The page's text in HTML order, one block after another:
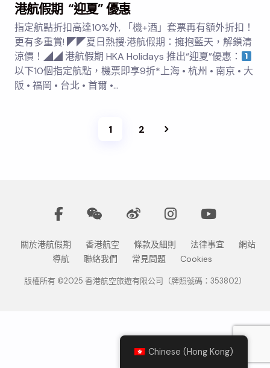
港航假期 “迎夏” 優惠
指定航點折扣高達10%外, 「機+酒」套票再有額外折扣！
更有多重賞! ◤◤夏日熱搜·港航假期：擁抱藍天，解鎖清
涼價！◢◢ 港航假期 HKA Holidays 推出“迎夏”優惠：
以下10個指定航點，機票即享9折*上海 • 杭州 • 南京 • 大
阪 • 福岡 • 台北 • 首爾 •…
1 2
關於港航假期 香港航空 條款及細則 法律事宜
網站
導航
聯絡我們 常見問題 Cookies
版權所有 ©2025 香港航空旅遊有限公司（牌照號碼：353802）
Chinese (Hong Kong)